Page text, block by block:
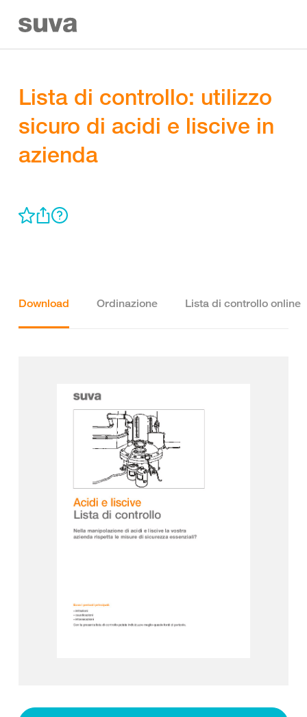
Lista di controllo: utilizzo
sicuro di acidi e liscive in
azienda
Download Ordinazione Lista di controllo online